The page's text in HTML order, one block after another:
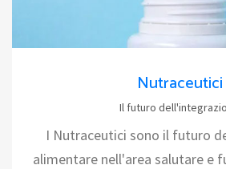
Nutraceutici
Il futuro
I Nutraceutici sono il futuro
alimentare nell'area salutare e